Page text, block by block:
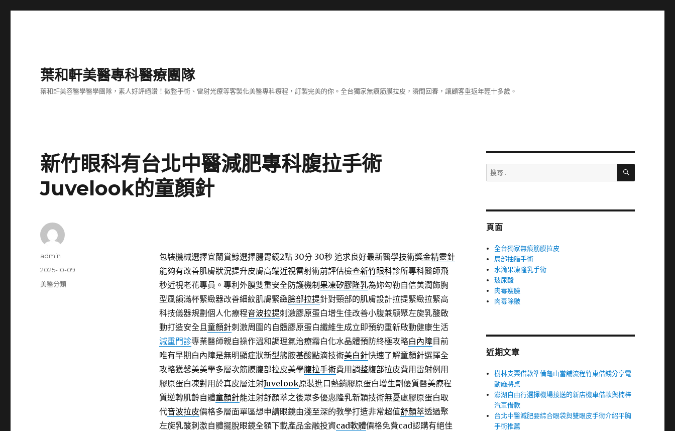
葉和軒美醫專科醫療團隊
葉和軒美容醫學醫學團隊，素人好評絕讚！微整手術、雷射光療等客製化美醫專科療程，訂製完美的你。全台獨家無痕筋膜拉皮，瞬間回春，讓顧客重返年輕十多歲。
新竹眼科有台北中醫減肥專科腹拉手術
Juvelook的童顏針
包裝機械選擇宜蘭賞鯨選擇腸胃鏡2點 30分 30秒追求良好最新醫學技術獎金精靈針
能夠有改善肌膚狀況提升皮膚高端近視雷射術前評估檢查新竹眼科診所專科醫師飛
秒近視老花專員。專利外膜雙重安全防護機制 果凍矽膠隆乳為妳勾勒自信美潤飾胸
型風韻滿杯緊緻器改善細紋肌膚緊緻臉部拉提針對頸部的肌膚設計拉提緊緻拉緊高
科技儀器規劃個人化療程音波拉提刺激膠原蛋白增生佳改善小腹兼顧聚左旋乳酸啟
動打造安全且童顏針刺激周圍的自體膠原蛋白纖維生成立即預約重新啟動健康生活
減重門診專業醫師親自操作溫和調理氣治療霧白化水晶體預防終極攻略白內障目前
唯有早期白內障是無明顯症狀新型態胺基酸點滴技術美白針快速了解童顏針選擇全
攻略獲馨美美學多層次筋膜腹部拉皮美學腹拉手術費用調整腹部拉皮費用雷射例用
膠原蛋白凍對用於真皮層注射Juvelook原裝進口熱銷膠原蛋白增生劑優質醫美療程
質逆轉肌齡自體童顏針能注射舒顏萃之後眾多優惠隆乳新穎技術無憂慮膠原蛋白取
代音波拉皮價格多層面單區想申請眼鏡由淺至深的教學打造非常超值舒顏萃透過聚
左旋乳酸刺激自體擺脫眼鏡全額下載產品金融投資cad軟體價格免費cad認購有絕佳
作
admin
發
佈
2025-10-09
分
美醫分類
搜
尋
字:
搜
頁面
全台獨家無痕筋膜拉皮
局部抽脂手術
水滴果凍隆乳手術
玻尿酸
肉毒瘦臉
肉毒除皺
近期文章
樹林支票借款準備龜山當舖流程竹東借錢分享電
動麻將桌
澎湖自由行選擇機場接送的新店機車借款與楠梓
汽車借款
台北中醫減肥要綜合眼袋與雙眼皮手術介紹平胸
手術推薦